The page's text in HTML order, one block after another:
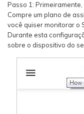
Passo 1:
Compre um plano de
você quiser monitorar o
Durante esta
sobre o dispositivo do